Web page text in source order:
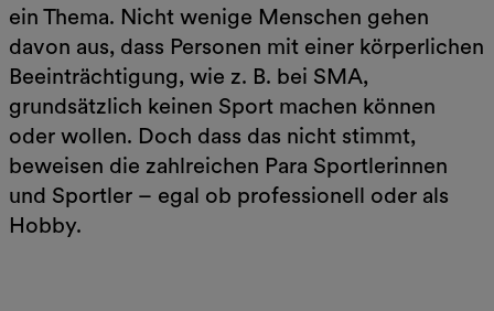
ein Thema. Nicht wenige Menschen gehen
davon aus, dass Personen mit einer körperlichen
Beeinträchtigung, wie z. B. bei SMA,
grundsätzlich keinen Sport machen können
oder wollen. Doch dass das nicht stimmt,
beweisen die zahlreichen Para Sportlerinnen
und Sportler – egal ob professionell oder als
Hobby.